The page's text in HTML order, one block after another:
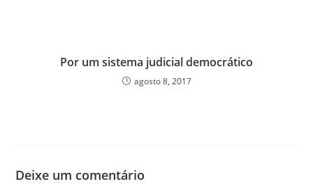
Por um sistema judicial democrático
agosto 8, 2017
Deixe um comentário